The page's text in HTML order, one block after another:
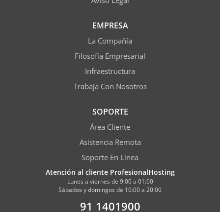
EMPRESA
La Compañía
Filosofía Empresarial
Infraestructura
Trabaja Con Nosotros
SOPORTE
Área Cliente
Asistencia Remota
Soporte En Línea
Atención al cliente ProfesionalHosting
Lunes a viernes de 9:00 a 01:00
Sábados y domingos de 10:00 a 20:00
91 1401900